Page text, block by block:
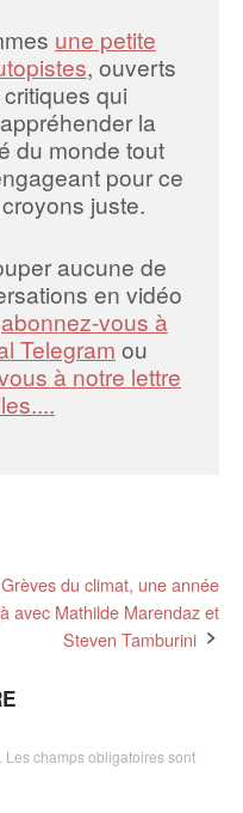
une petite
, ouverts
qui
la
du monde tout
pour ce
juste.
aucune de
en vidéo
abonnez-vous à
Telegram ou
à notre lettre
Grèves du climat, une année
avec Mathilde Marendaz et
Steven Tamburini
Les champs obligatoires sont